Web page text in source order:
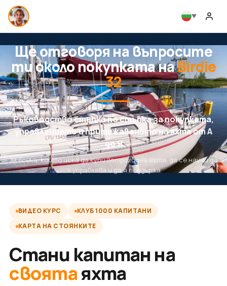
Ще отговоря на въпросите
ти около покупката наBirdie
32
Ръководство стъпка по стъпка за покупката,
управлението и притежаването на яхта от А
до Я
За всеки, който иска да купи ветроходна яхта, да се научи да
я управлява и да я поддържа
ВИДЕО КУРС
КЛУБ 1000 КАПИТАНИ
КАРТА НА СТОЯНКИТЕ
Стани капитан на
своятаяхта